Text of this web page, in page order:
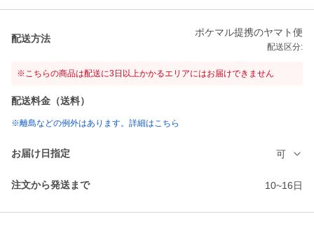
配送方法
ポケマル提携のヤマト便
配送区分:
※こちらの商品は配送に3日以上かかるエリアにはお届けできません
配送料金（送料）
※離島などの例外はあります。詳細はこちら
お届け日指定 可
注文から発送まで 10~16日